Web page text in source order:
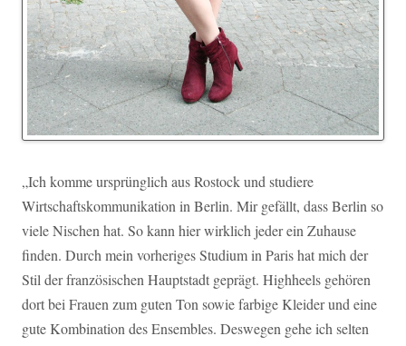
„Ich komme ursprünglich aus Rostock und studiere
Wirtschaftskommunikation in Berlin. Mir gefällt, dass Berlin so
viele Nischen hat. So kann hier wirklich jeder ein Zuhause
finden. Durch mein vorheriges Studium in Paris hat mich der
Stil der französischen Hauptstadt geprägt. Highheels gehören
dort bei Frauen zum guten Ton sowie farbige Kleider und eine
gute Kombination des Ensembles. Deswegen gehe ich selten